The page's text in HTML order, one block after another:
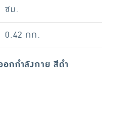
ซม.
0.42 กก.
กกำลังกาย สีดำ